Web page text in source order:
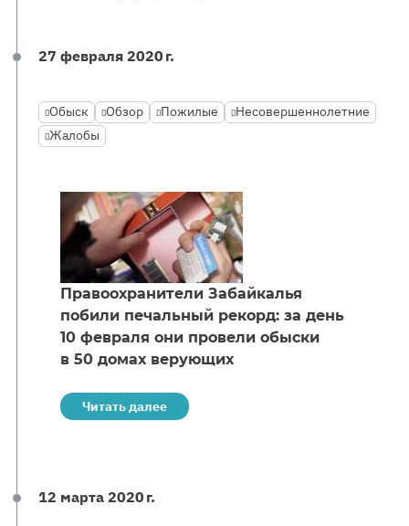
27 февраля 2020 г.
Обыск Обзор Пожилые
Несовершеннолетние
Жалобы
Правоохранители Забайкалья
побили печальный рекорд: за день
10 февраля они провели обыски
в 50 домах верующих
Читать далее
12 марта 2020 г.